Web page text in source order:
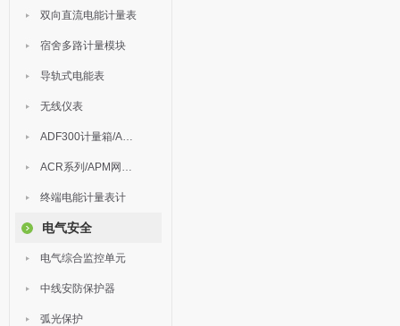
双向直流电能计量表
宿舍多路计量模块
导轨式电能表
无线仪表
ADF300计量箱/AEW无线计量
ACR系列/APM网络电力仪表
终端电能计量表计
电气安全
电气综合监控单元
中线安防保护器
弧光保护